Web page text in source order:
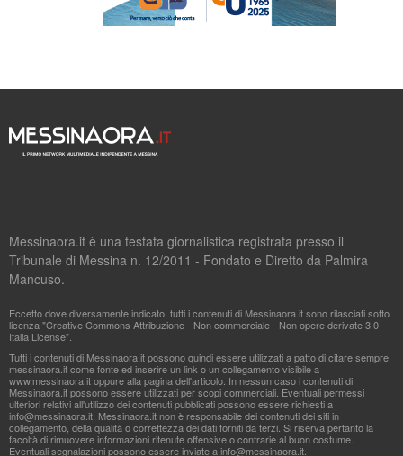
Messinaora.it è una testata giornalistica registrata presso il
Tribunale di Messina n. 12/2011 - Fondato e Diretto da Palmira
Mancuso.
Eccetto dove diversamente indicato, tutti i contenuti di Messinaora.it sono rilasciati sotto
licenza "Creative Commons Attribuzione - Non commerciale - Non opere derivate 3.0
Italia License".
Tutti i contenuti di Messinaora.it possono quindi essere utilizzati a patto di citare sempre
messinaora.it come fonte ed inserire un link o un collegamento visibile a
www.messinaora.it oppure alla pagina dell'articolo. In nessun caso i contenuti di
Messinaora.it possono essere utilizzati per scopi commerciali. Eventuali permessi
ulteriori relativi all'utilizzo dei contenuti pubblicati possono essere richiesti a
info@messinaora.it . Messinaora.it non è responsabile dei contenuti dei siti in
collegamento, della qualità o correttezza dei dati forniti da terzi. Si riserva pertanto la
facoltà di rimuovere informazioni ritenute offensive o contrarie al buon costume.
Eventuali segnalazioni possono essere inviate ainfo@messinaora.it